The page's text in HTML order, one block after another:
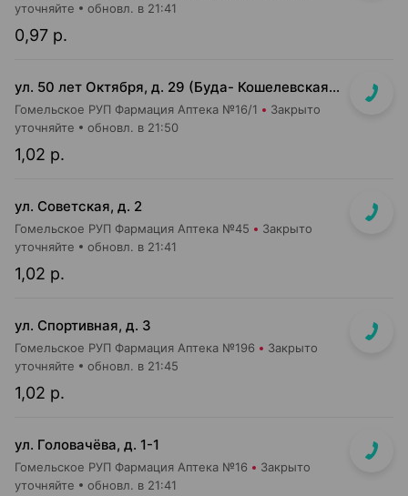
0,97 р.
уточняйте обновл. в 21:41
ул. 50 лет Октября, д. 29 (Буда- Кошелевская ЦРБ)
Гомельское РУП Фармация Аптека №16/1 Закрыто
1,02 р.
уточняйте обновл. в 21:50
ул. Советская, д. 2
Гомельское РУП Фармация Аптека №45 Закрыто
1,02 р.
уточняйте обновл. в 21:41
ул. Спортивная, д. 3
Гомельское РУП Фармация Аптека №196 Закрыто
1,02 р.
уточняйте обновл. в 21:45
ул. Головачёва, д. 1-1
Гомельское РУП Фармация Аптека №16 Закрыто
уточняйте обновл. в 21:41